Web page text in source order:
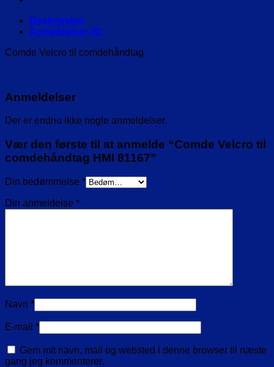
Beskrivelse
Anmeldelser (0)
Comde Velcro til comdehåndtag
Anmeldelser
Der er endnu ikke nogle anmeldelser.
Vær den første til at anmelde “Comde Velcro til
comdehåndtag HMI 81167”
Din bedømmelse *
Din anmeldelse *
Navn *
E-mail *
Gem mit navn, mail og websted i denne browser til næste
gang jeg kommenterer.